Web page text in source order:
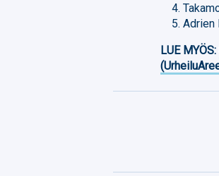
Adrien
LUE MYÖS: